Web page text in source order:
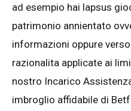
ad esempio hai lapsus
patrimonio annientato
informazioni oppure
razionalita applicate ai
nostro Incarico
imbroglio affidabile di